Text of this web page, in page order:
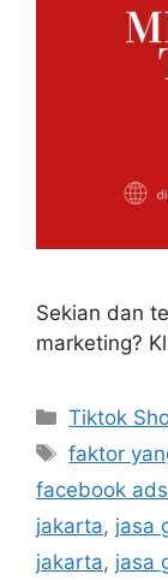
Sekian dan
marketing?
Tiktok
faktor
facebook
jakarta, jasa
jakarta, jasa